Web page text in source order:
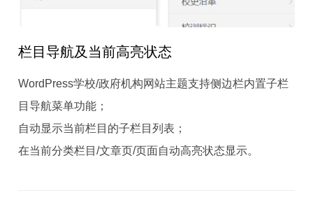
栏目导航及当前高亮状态
WordPress学校/政府机构网站主题支持侧边栏内置子栏
目导航菜单功能；
自动显示当前栏目的子栏目列表；
在当前分类栏目/文章页/页面自动高亮状态显示。